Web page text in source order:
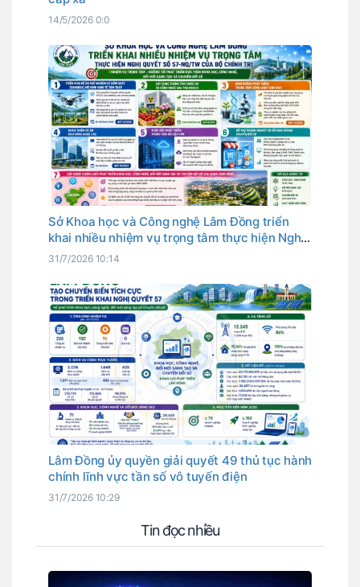
14/5/2026 0:0
Sở Khoa học và Công nghệ Lâm Đồng triển
khai nhiều nhiệm vụ trọng tâm thực hiện Nghị
quyết số 57-NQ/TW của Bộ Chính trị
31/7/2026 10:14
Lâm Đồng ủy quyền giải quyết 49 thủ tục hành
chính lĩnh vực tần số vô tuyến điện
31/7/2026 10:29
Tin đọc nhiều